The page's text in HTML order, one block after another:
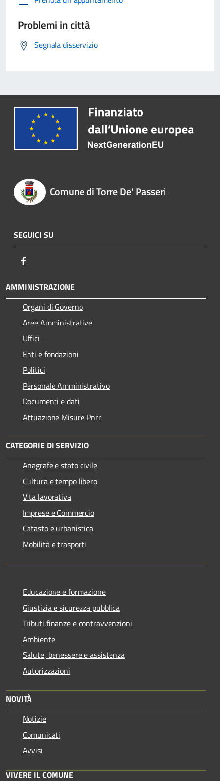
Problemi in città
Segnala disservizio
Comune di Torre De' Passeri
SEGUICI SU
AMMINISTRAZIONE
Organi di Governo
Aree Amministrative
Uffici
Enti e fondazioni
Politici
Personale Amministrativo
Documenti e dati
Attuazione Misure Pnrr
CATEGORIE DI SERVIZIO
Anagrafe e stato civile
Cultura e tempo libero
Vita lavorativa
Imprese e Commercio
Catasto e urbanistica
Mobilità e trasporti
Educazione e formazione
Giustizia e sicurezza pubblica
Tributi,finanze e contravvenzioni
Ambiente
Salute, benessere e assistenza
Autorizzazioni
NOVITÀ
Notizie
Comunicati
Avvisi
VIVERE IL COMUNE